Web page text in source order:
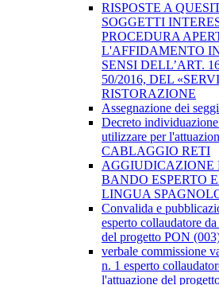
RISPOSTE A
SOGGETTI
PROCEDURA
L'AFFIDAMENTO
SENSI DELL’ART.
50/2016, DEL
RISTORAZIONE
Assegnazione dei seggi
Decreto
utilizzare per
CABLAGGIO RETI
AGGIUDICAZIONE
BANDO ESPERTO
LINGUA
Convalida e
esperto collaudatore
del progetto PON
verbale commissione
n. 1 esperto
l'attuazione del